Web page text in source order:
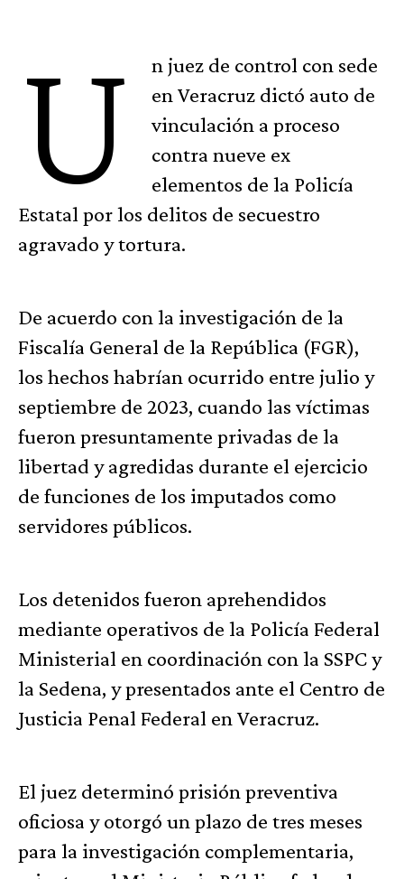
U
n juez de control con sede
en Veracruz dictó auto de
vinculación a proceso
contra nueve ex
elementos de la Policía
Estatal por los delitos de secuestro
agravado y tortura.
De acuerdo con la investigación de la
Fiscalía General de la República (FGR),
los hechos habrían ocurrido entre julio y
septiembre de 2023, cuando las víctimas
fueron presuntamente privadas de la
libertad y agredidas durante el ejercicio
de funciones de los imputados como
servidores públicos.
Los detenidos fueron aprehendidos
mediante operativos de la Policía Federal
Ministerial en coordinación con la SSPC y
la Sedena, y presentados ante el Centro de
Justicia Penal Federal en Veracruz.
El juez determinó prisión preventiva
oficiosa y otorgó un plazo de tres meses
para la investigación complementaria,